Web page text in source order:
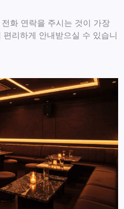
화 연락을 주시는 것이 가장
리하게 안내받으실 수 있습니